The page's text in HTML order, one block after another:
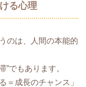
る心理
のは、人間の本能的
”でもあります。
＝成長のチャンス」